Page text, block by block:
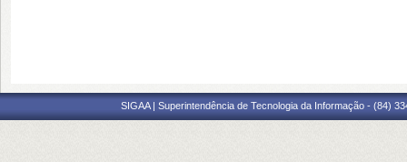
SIGAA | Superintendência de Tecnologia da Informação - (84)